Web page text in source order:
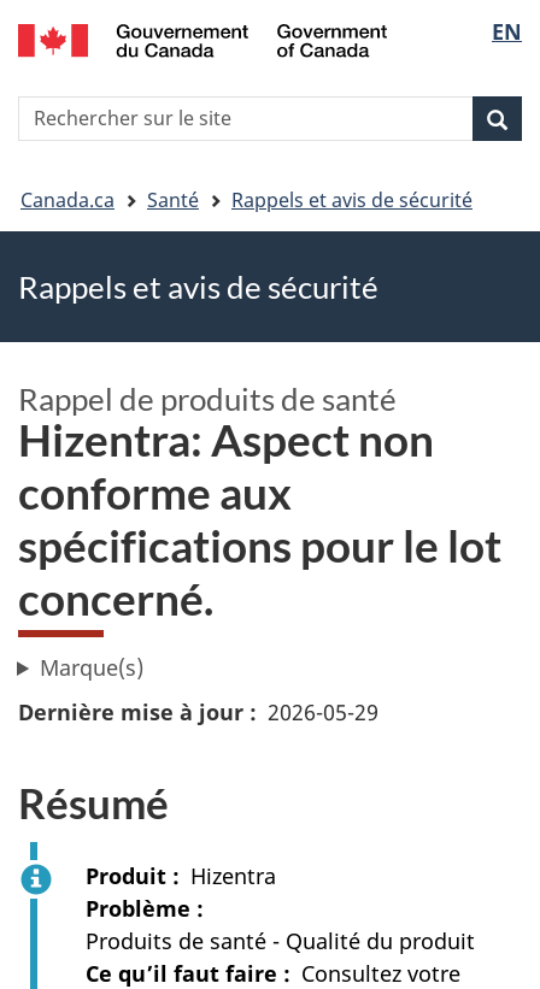
Skip
to
Skip
to
Passer
à
HTML
de
la
EN
Recherche
Vous
êtes
ici
Canada.ca Santé Rappels et avis de sécurité
Rappels et avis de sécurité
Rappel de produits de santé
Hizentra: Aspect non
conforme aux
spécifications pour le lot
concerné.
Marque(s)
Dernière mise à jour
2026-05-29
Résumé
Produit
Hizentra
Problème
Produits de santé - Qualité du produit
Ce qu’il faut faire
Consultez votre